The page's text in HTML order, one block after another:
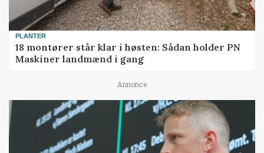
PLANTER
18 montører står klar i høsten: Sådan holder PN
Maskiner landmænd i gang
Annonce